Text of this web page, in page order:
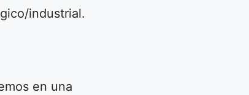
industrial.
en una